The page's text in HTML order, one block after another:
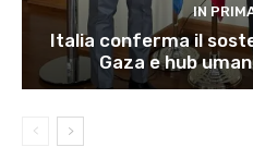
IN
Italia conferma il
Gaza e hub